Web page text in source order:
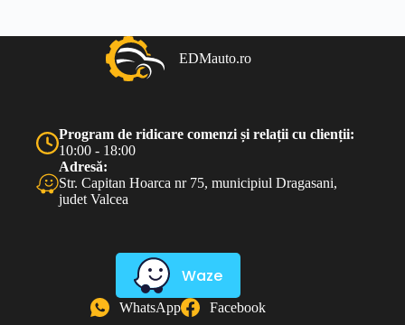
EDMauto.ro
Program de ridicare comenzi și relații cu clienții:
10:00 - 18:00
Adresă:
Str. Capitan Hoarca nr 75, municipiul Dragasani,
judet Valcea
Waze
WhatsApp Facebook